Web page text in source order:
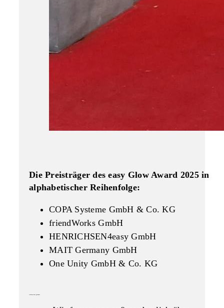
Die Preisträger des easy Glow Award 2025 in
alphabetischer Reihenfolge:
COPA Systeme GmbH & Co. KG
friendWorks GmbH
HENRICHSEN4easy GmbH
MAIT Germany GmbH
One Unity GmbH & Co. KG